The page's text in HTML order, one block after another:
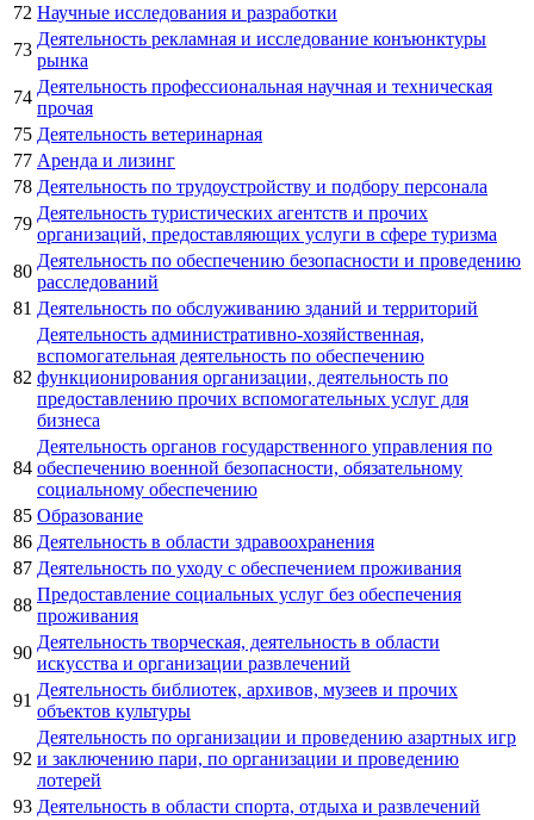
72 Научные исследования и разработки
73
Деятельность рекламная и исследование конъюнктуры
рынка
74
Деятельность профессиональная научная и техническая
прочая
75 Деятельность ветеринарная
77 Аренда и лизинг
78 Деятельность по трудоустройству и подбору персонала
79
Деятельность туристических агентств и прочих
организаций, предоставляющих услуги в сфере туризма
80
Деятельность по обеспечению безопасности и проведению
расследований
81 Деятельность по обслуживанию зданий и территорий
82
Деятельность административно-хозяйственная,
вспомогательная деятельность по обеспечению
функционирования организации, деятельность по
предоставлению прочих вспомогательных услуг для
бизнеса
84
Деятельность органов государственного управления по
обеспечению военной безопасности, обязательному
социальному обеспечению
85 Образование
86 Деятельность в области здравоохранения
87 Деятельность по уходу с обеспечением проживания
88
Предоставление социальных услуг без обеспечения
проживания
90
Деятельность творческая, деятельность в области
искусства и организации развлечений
91
Деятельность библиотек, архивов, музеев и прочих
объектов культуры
92
Деятельность по организации и проведению азартных игр
и заключению пари, по организации и проведению
лотерей
93 Деятельность в области спорта, отдыха и развлечений